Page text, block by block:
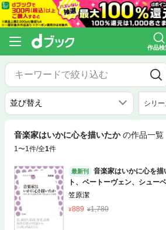
作品検
シリ
音楽家はいかに心を描いたか の作品一覧
1〜1件/全1件
最新刊
音楽家はいかに心を
ト、ベートーヴェン、シュー
笠原潔
889
1,780